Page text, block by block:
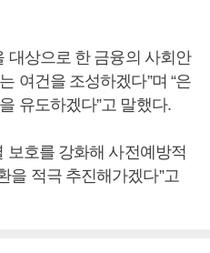
대상으로 한 금융의 사회안
여건을 조성하겠다”며 “은
유도하겠다”고 말했다.
보호를 강화해 사전예방적
을 적극 추진해가겠다”고